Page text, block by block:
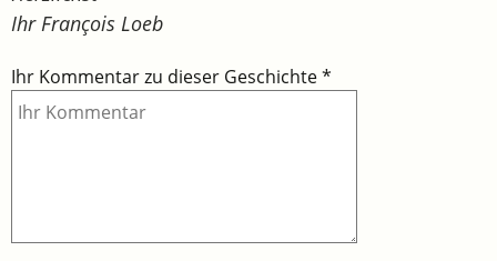
Ihr François Loeb
Ihr Kommentar zu dieser Geschichte*